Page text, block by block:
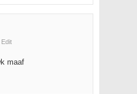
Edit
maaf